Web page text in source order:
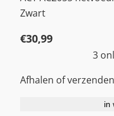
Zwart
€30,99
3
Afhalen of verzenden
in